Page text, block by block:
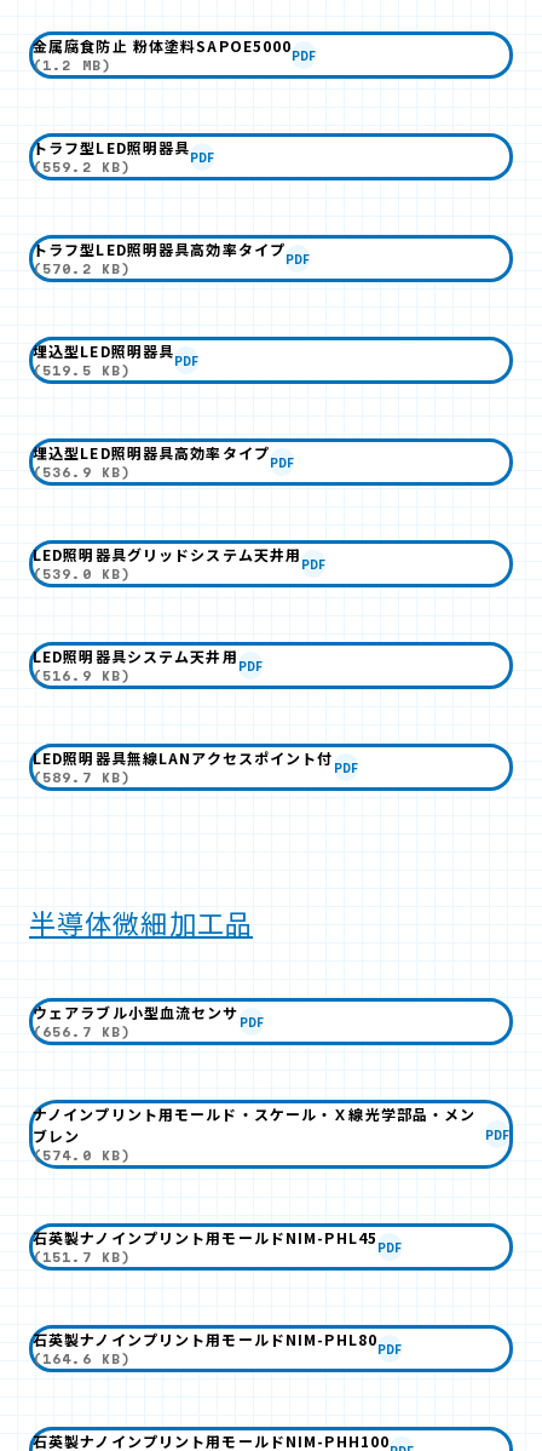
金属腐食防止 粉体塗料SAPOE5000
(1.2 MB)
PDF
トラフ型LED照明器具
(559.2 KB)
PDF
トラフ型LED照明器具高効率タイプ
(570.2 KB)
PDF
埋込型LED照明器具
(519.5 KB)
PDF
埋込型LED照明器具高効率タイプ
(536.9 KB)
PDF
LED照明器具グリッドシステム天井用
(539.0 KB)
PDF
LED照明器具システム天井用
(516.9 KB)
PDF
LED照明器具無線LANアクセスポイント付
(589.7 KB)
PDF
半導体微細加工品
ウェアラブル小型血流センサ
(656.7 KB)
PDF
ナノインプリント用モールド・スケール・Ｘ線光学部品・メン
ブレン
(574.0 KB)
PDF
石英製ナノインプリント用モールドNIM-PHL45
(151.7 KB)
PDF
石英製ナノインプリント用モールドNIM-PHL80
(164.6 KB)
PDF
石英製ナノインプリント用モールドNIM-PHH100